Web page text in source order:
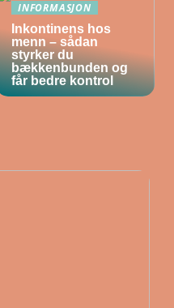
INFORMASJON
Inkontinens hos
menn – sådan
styrker du
bækkenbunden og
får bedre kontrol